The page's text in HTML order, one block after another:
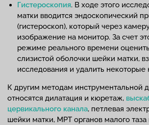
Гистероскопия. В ходе этого
матки вводится эндоскопический
(гистероскоп), который через
изображение на монитор. За счет
режиме реального времени
слизистой оболочки шейки матки,
исследования и удалить некоторые
К другим методам инструментальной
относятся дилатация и кюретаж,
цервикального канала, петлевая
шейки матки, МРТ органов малого таза